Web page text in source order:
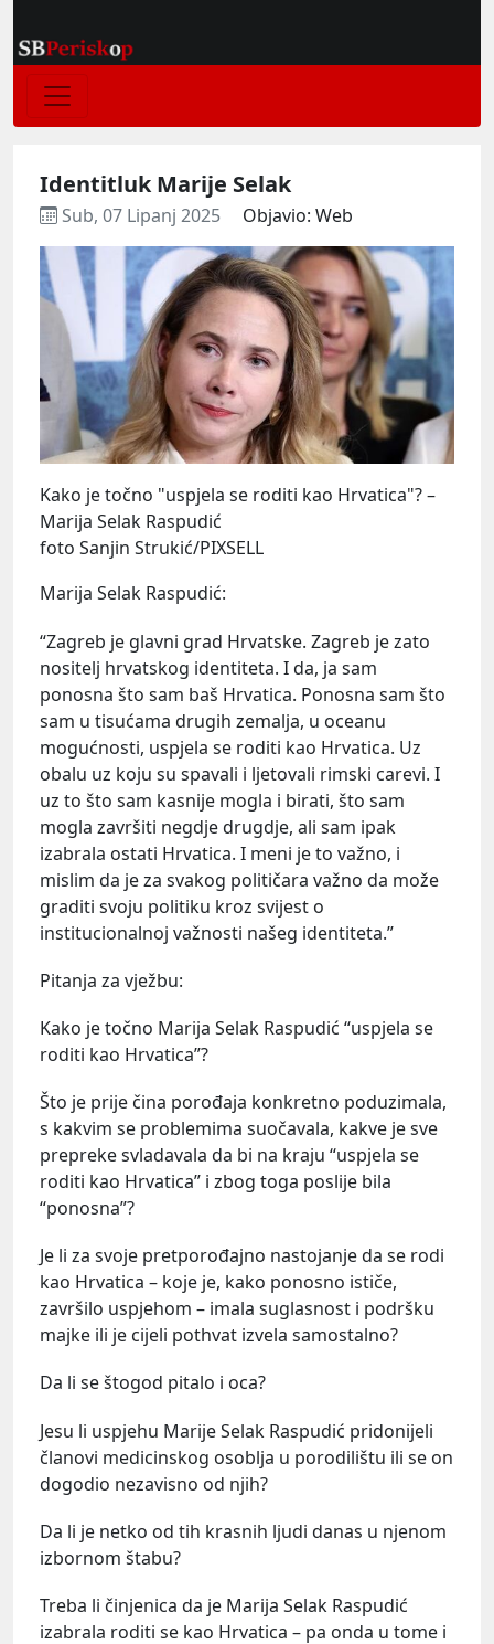
Identitluk Marije Selak
Sub, 07 Lipanj 2025 Objavio: Web
Kako je točno "uspjela se roditi kao Hrvatica"? –
Marija Selak Raspudić
foto Sanjin Strukić/PIXSELL
Marija Selak Raspudić:
“Zagreb je glavni grad Hrvatske. Zagreb je zato
nositelj hrvatskog identiteta. I da, ja sam
ponosna što sam baš Hrvatica. Ponosna sam što
sam u tisućama drugih zemalja, u oceanu
mogućnosti, uspjela se roditi kao Hrvatica. Uz
obalu uz koju su spavali i ljetovali rimski carevi. I
uz to što sam kasnije mogla i birati, što sam
mogla završiti negdje drugdje, ali sam ipak
izabrala ostati Hrvatica. I meni je to važno, i
mislim da je za svakog političara važno da može
graditi svoju politiku kroz svijest o
institucionalnoj važnosti našeg identiteta.”
Pitanja za vježbu:
Kako je točno Marija Selak Raspudić “uspjela se
roditi kao Hrvatica”?
Što je prije čina porođaja konkretno poduzimala,
s kakvim se problemima suočavala, kakve je sve
prepreke svladavala da bi na kraju “uspjela se
roditi kao Hrvatica” i zbog toga poslije bila
“ponosna”?
Je li za svoje pretporođajno nastojanje da se rodi
kao Hrvatica – koje je, kako ponosno ističe,
završilo uspjehom – imala suglasnost i podršku
majke ili je cijeli pothvat izvela samostalno?
Da li se štogod pitalo i oca?
Jesu li uspjehu Marije Selak Raspudić pridonijeli
članovi medicinskog osoblja u porodilištu ili se on
dogodio nezavisno od njih?
Da li je netko od tih krasnih ljudi danas u njenom
izbornom štabu?
Treba li činjenica da je Marija Selak Raspudić
izabrala roditi se kao Hrvatica – pa onda u tome i